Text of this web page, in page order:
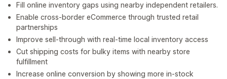
Fill online inventory gaps using nearby independent retailers.
Enable cross-border eCommerce through trusted retail
partnerships
Improve sell-through with real-time local inventory access
Cut shipping costs for bulky items with nearby store
fulfillment
Increase online conversion by showing more in-stock